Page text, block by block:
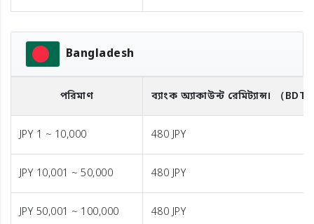
Bangladesh
পরিমাণ ব্যাংক অ্যাকাউন্ট রেমিট্যান্স। （BDT
JPY 1 ~ 10,000 480 JPY
JPY 10,001 ~ 50,000 480 JPY
JPY 50,001 ~ 100,000 480 JPY